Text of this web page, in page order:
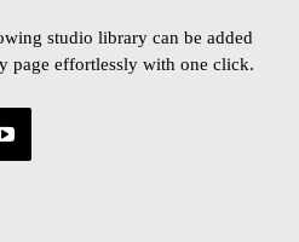
studio library can be added
page effortlessly with one click.